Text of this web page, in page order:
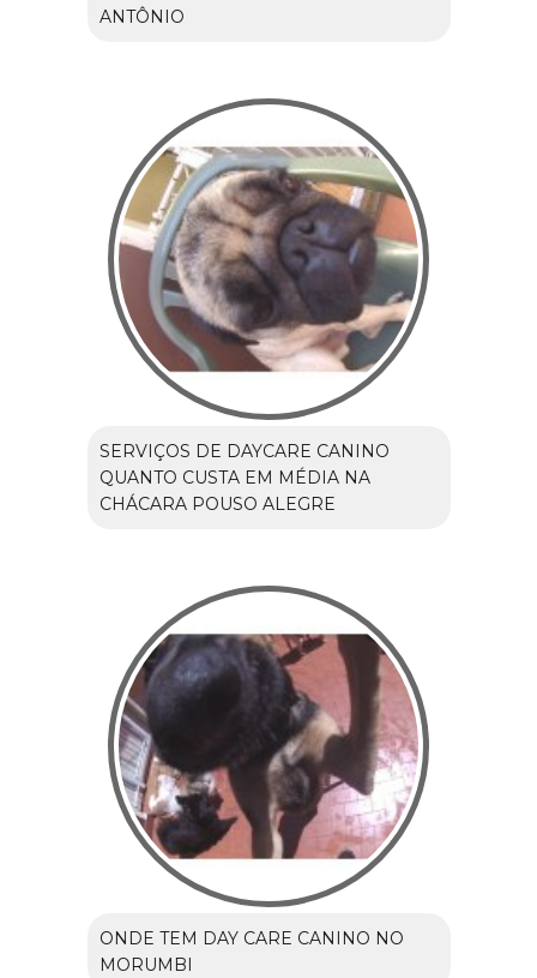
ANTÔNIO
SERVIÇOS DE DAYCARE CANINO
QUANTO CUSTA EM MÉDIA NA
CHÁCARA POUSO ALEGRE
ONDE TEM DAY CARE CANINO NO
MORUMBI